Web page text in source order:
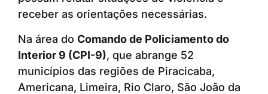
receber as orientações necessárias.
Na área do Comando de Policiamento do
Interior 9 (CPI-9), que abrange 52
municípios das regiões de Piracicaba,
Americana, Limeira, Rio Claro, São João da